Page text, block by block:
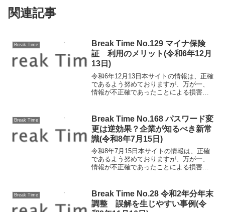
関連記事
Break Time
Break Time No.129 マイナ保険
証 利用のメリット(令和6年12月
13日)
令和6年12月13日本サイトの情報は、正確
であるよう努めておりますが、万が一、
情報が不正確であったことによる損害に
月2日に健康保険証の発行手続きが終了
し、マイナンバ...
Break Time
Break Time No.168 パスワード変
更は逆効果？企業が知るべき新常
識(令和8年7月15日)
令和8年7月15日本サイトの情報は、正確
であるよう努めておりますが、万が一、
情報が不正確であったことによる損害に
で、 最大760万件のパスワードが漏洩し
た可能性があ...
Break Time
Break Time No.28 令和2年分年末
調整 誤解を生じやすい事例(令